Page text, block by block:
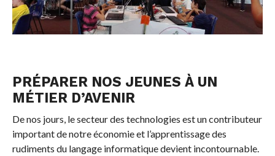
PRÉPARER NOS JEUNES À UN
MÉTIER D’AVENIR
De nos jours, le secteur des technologies est un contributeur
important de notre économie et l’apprentissage des
rudiments du langage informatique devient incontournable.